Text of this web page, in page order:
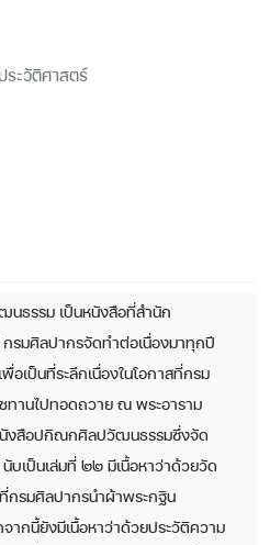
ะวัติศาสตร์
ธรรม เป็นหนังสือที่สำนัก
รมศิลปากรจัดทำต่อเนื่องมาทุกปี
เป็นที่ระลึกเนื่องในโอกาสที่กรม
ทานไปทอดถวาย ณ พระอาราม
นังสือปกิณกศิลปวัฒนธรรมซึ่งจัด
เป็นเล่มที่ ๒๒ มีเนื้อหาว่าด้วยวัด
กรมศิลปากรนำผ้าพระกฐิน
ากนี้ยังมีเนื้อหาว่าด้วยประวัติความ